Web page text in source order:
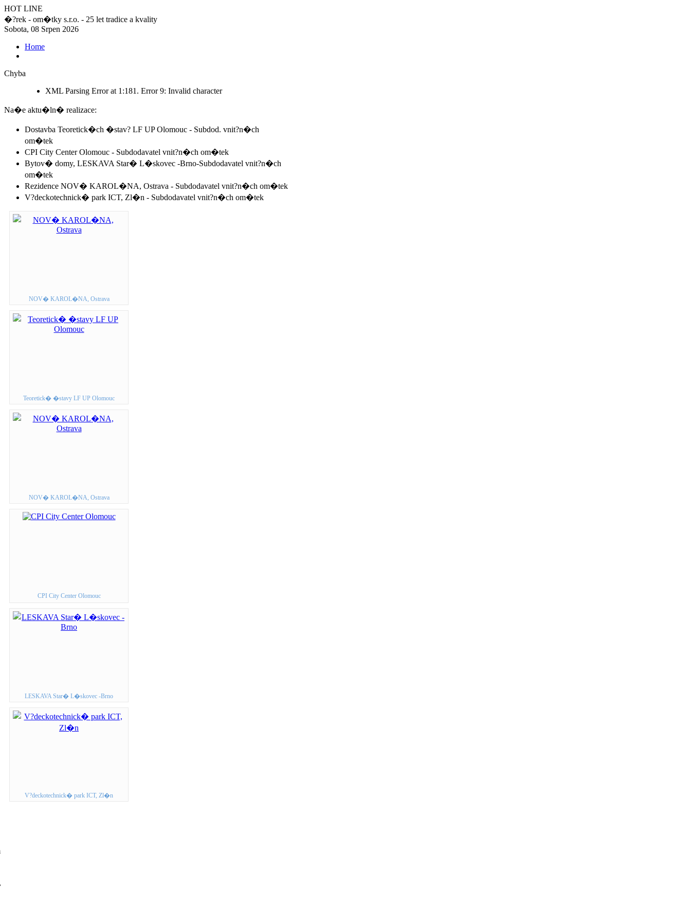
HOT LINE
�?rek - om�tky s.r.o. - 25 let tradice a kvality
Sobota, 08 Srpen 2026
Home
Chyba
XML Parsing Error at 1:181. Error 9: Invalid character
Na�e aktu�ln� realizace:
Dostavba Teoretick�ch �stav? LF UP Olomouc - Subdod. vnit?n�ch
om�tek
CPI City Center Olomouc - Subdodavatel vnit?n�ch om�tek
Bytov� domy, LESKAVA Star� L�skovec -Brno-Subdodavatel vnit?n�ch
om�tek
Rezidence NOV� KAROL�NA, Ostrava - Subdodavatel vnit?n�ch om�tek
V?deckotechnick� park ICT, Zl�n - Subdodavatel vnit?n�ch om�tek
NOV� KAROL�NA, Ostrava
Teoretick� �stavy LF UP Olomouc
NOV� KAROL�NA, Ostrava
CPI City Center Olomouc
LESKAVA Star� L�skovec -Brno
V?deckotechnick� park ICT, Zl�n